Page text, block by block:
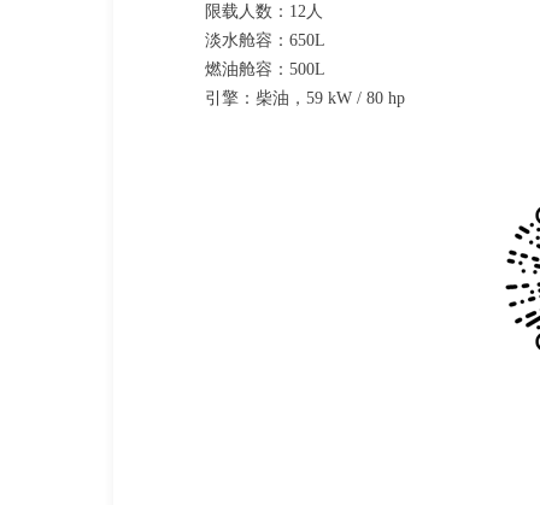
限载人数：12人
淡水舱容：650L
燃油舱容：500L
引擎：柴油，59 kW / 80 hp